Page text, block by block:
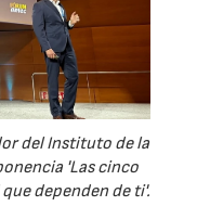
del Instituto de la
'Las cinco
dependen de ti'.